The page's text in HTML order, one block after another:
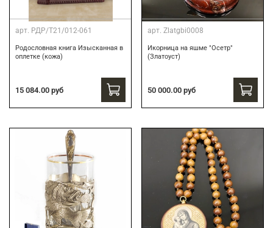
арт. РДР/Т21/012-061
Родословная книга Изысканная в
оплетке (кожа)
15 084.00 руб
арт. Zlatgbi0008
Икорница на яшме "Осетр"
(Златоуст)
50 000.00 руб